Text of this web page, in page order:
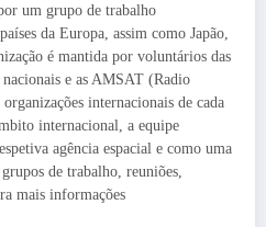
um grupo de trabalho
da Europa, assim como Japão,
é mantida por voluntários das
e as AMSAT (Radio
internacionais de cada
internacional, a equipe
agência espacial e como uma
de trabalho, reuniões,
mais informações